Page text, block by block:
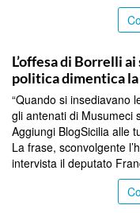
L’offesa di Borrelli
politica dimentica la
“Quando si insediavano
gli antenati di Musumeci
Aggiungi BlogSicilia alle
La frase, sconvolgente
intervista il deputato